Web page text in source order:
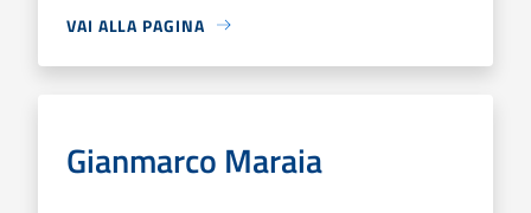
VAI ALLA PAGINA
Gianmarco Maraia